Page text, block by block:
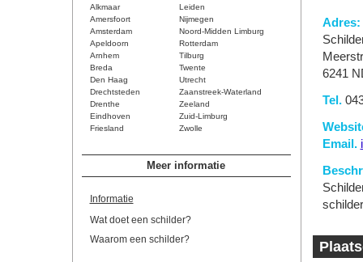
Alkmaar
Leiden
Amersfoort
Nijmegen
Amsterdam
Noord-Midden Limburg
Apeldoorn
Rotterdam
Arnhem
Tilburg
Breda
Twente
Den Haag
Utrecht
Drechtsteden
Zaanstreek-Waterland
Drenthe
Zeeland
Eindhoven
Zuid-Limburg
Friesland
Zwolle
Meer informatie
Informatie
Wat doet een schilder?
Waarom een schilder?
Adres:
6241
Tel.
Email.